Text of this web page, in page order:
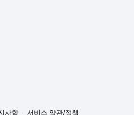
사항 서비스 약관/정책